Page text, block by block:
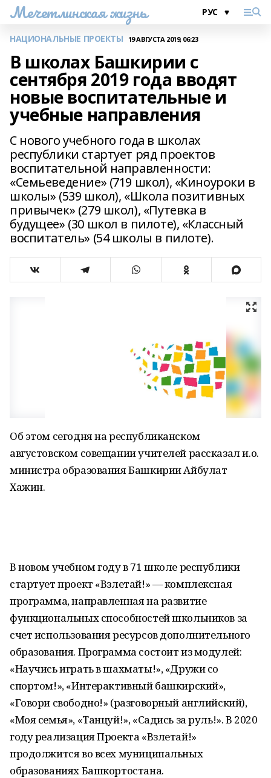
Мечетлинская жизнь
НАЦИОНАЛЬНЫЕ ПРОЕКТЫ 19 АВГУСТА 2019, 06:23
В школах Башкирии с
сентября 2019 года вводят
новые воспитательные и
учебные направления
С нового учебного года в школах
республики стартует ряд проектов
воспитательной направленности:
«Семьеведение» (719 школ), «Киноуроки в
школы» (539 школ), «Школа позитивных
привычек» (279 школ), «Путевка в
будущее» (30 школ в пилоте), «Классный
воспитатель» (54 школы в пилоте).
Об этом сегодня на республиканском
августовском совещании учителей рассказал и.о.
министра образования Башкирии Айбулат
Хажин.
В новом учебном году в 71 школе республики
стартует проект «Взлетай!» — комплексная
программа, направленная на развитие
функциональных способностей школьников за
счет использования ресурсов дополнительного
образования. Программа состоит из модулей:
«Научись играть в шахматы!», «Дружи со
спортом!», «Интерактивный башкирский»,
«Говори свободно!» (разговорный английский),
«Моя семья», «Танцуй!», «Садись за руль!». В 2020
году реализация Проекта «Взлетай!»
продолжится во всех муниципальных
образованиях Башкортостана.